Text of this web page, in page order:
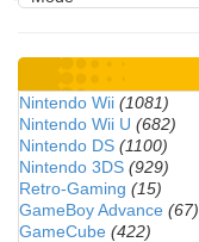
Nintendo Wii (1081)
Nintendo Wii U (682)
Nintendo DS (1100)
Nintendo 3DS (929)
Retro-Gaming (15)
GameBoy Advance (67)
GameCube (422)